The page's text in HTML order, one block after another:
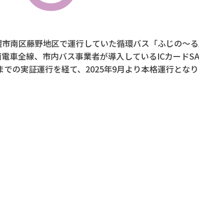
南区藤野地区で運行していた循環バス「ふじの～
車全線、市内バス事業者が導入しているICカード
の実証運行を経て、2025年9月より本格運行とな